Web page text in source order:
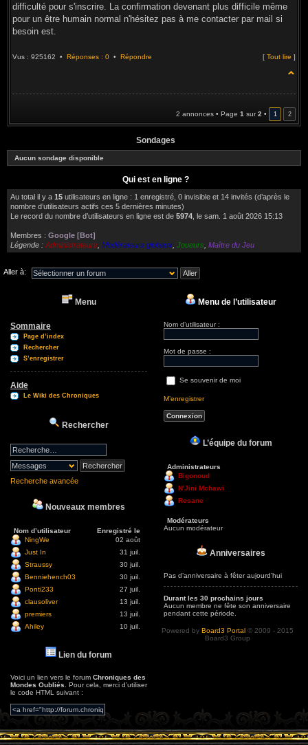
difficulté pour s'inscrire. La confirmation devenant plus difficile même
pour un être humain normal n'hésitez pas à me contacter par mail si
besoin est.
Vus : 925162 • Réponses : 0 • Répondre [ Tout lire ]
2 annonces • Page 1 sur2 • 1 2
Sondages
Aucun sondage disponible
Qui est en ligne ?
Au total il y a 15 utilisateurs en ligne : 1 enregistré, 0 invisible et 14 invités (d’après le
nombre d’utilisateurs actifs ces 5 dernières minutes)
Le record du nombre d’utilisateurs en ligne est de 5974 , le sam. 1 août 2026 15:13
Membres : Google [Bot]
Légende : Administrateurs Modérateurs globaux Joueurs Maître du Jeu
Aller à:
Menu
Sommaire
Page d’index
Rechercher
S’enregistrer
Aide
Le Wiki des Chroniques
Rechercher
Recherche avancée
Nouveaux membres
Nom d’utilisateur
Enregistré le
NingWe
02 août
Just In
31 juil.
Straussy
30 juil.
Benniehench03
30 juil.
Ponti233
27 juil.
clausoliver
13 juil.
premiers
13 juil.
Ahiley
10 juil.
Lien du forum
Voici un lien vers le forum Chroniques des
Mondes Oubliés . Pour cela, merci d’utiliser
le code HTML suivant :
Menu de l’utilisateur
Nom d’utilisateur :
Mot de passe :
Se souvenir de moi
M’enregistrer
L’équipe du forum
Administrateurs
Bigonoud
N'Jini Mchawi
Resane
Modérateurs
Aucun modérateur
Anniversaires
Pas d’anniversaire à fêter aujourd’hui
Durant les 30 prochains jours
Aucun membre ne fête son anniversaire
pendant cette période.
Powered by Board3 Portal © 2009 - 2015
Board3 Group